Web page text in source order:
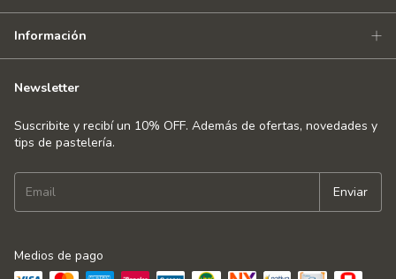
Información
Newsletter
Suscribite y recibí un 10% OFF. Además de ofertas, novedades y
tips de pastelería.
Medios de pago